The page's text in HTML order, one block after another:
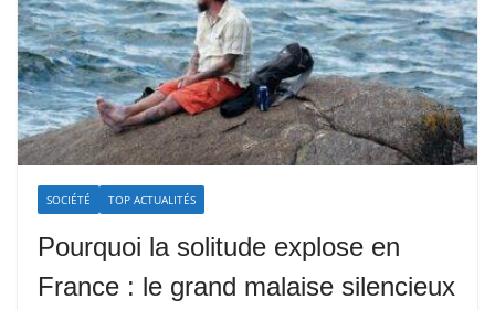
SOCIÉTÉ TOP ACTUALITÉS
Pourquoi la solitude explose en
France : le grand malaise silencieux